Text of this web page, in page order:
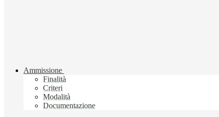
Ammissione
Finalità
Criteri
Modalità
Documentazione